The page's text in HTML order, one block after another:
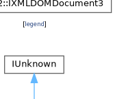
[legend]